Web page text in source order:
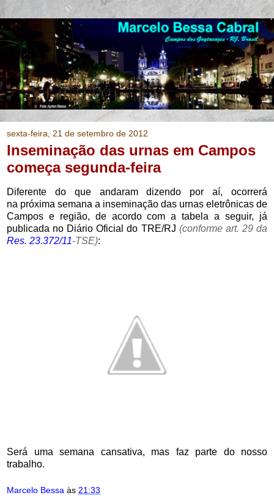
sexta-feira, 21 de setembro de 2012
Inseminação das urnas em Campos
começa segunda-feira
Diferente do que andaram dizendo por aí, ocorrerá
na próxima semana a inseminação das urnas eletrônicas de
Campos e região, de acordo com atabela a seguir, já
publicada no Diário Oficial do TRE/RJ (conforme art. 29 da
Res. 23.372/11-TSE):
Será uma semana cansativa, mas faz parte do nosso
trabalho.
Marcelo Bessa às 21:33